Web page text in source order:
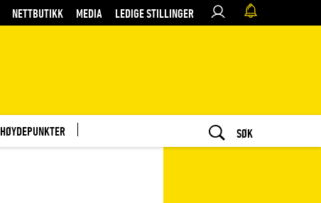
NETTBUTIKK MEDIA LEDIGE STILLINGER
HØYDEPUNKTER SØK